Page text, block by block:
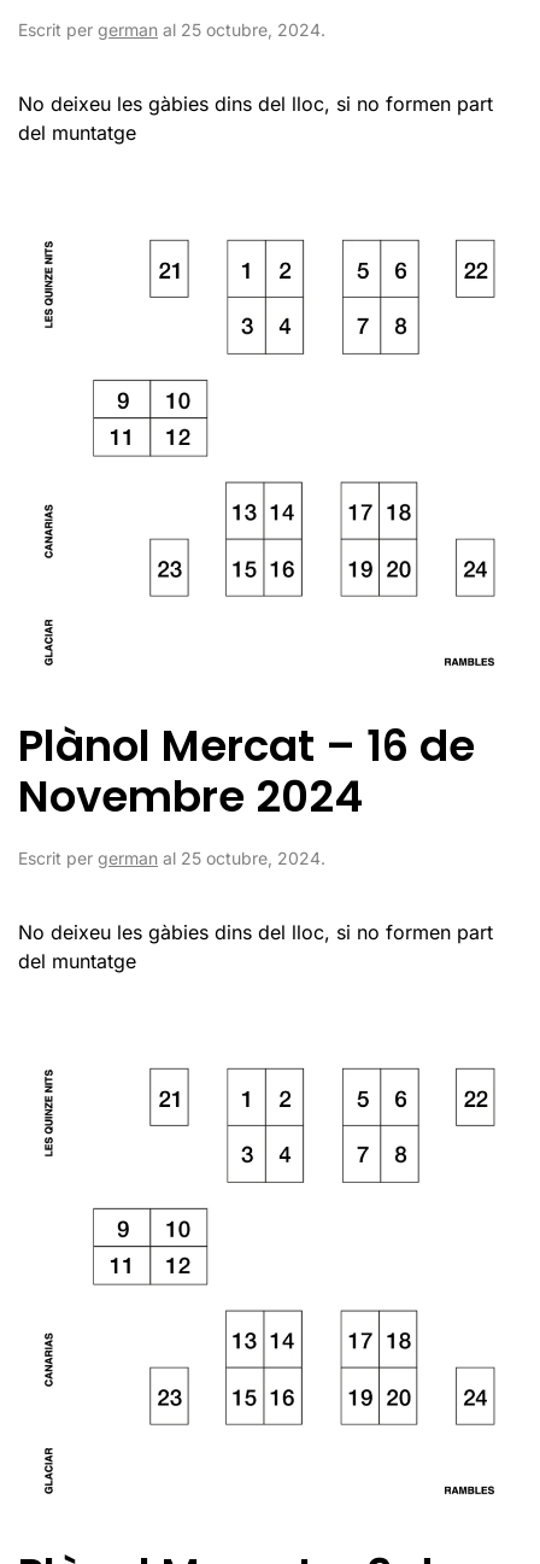
Escrit per german al 25 octubre, 2024.
No deixeu les gàbies dins del lloc, si no formen part
del muntatge
Plànol Mercat – 16 de
Novembre 2024
Escrit per german al 25 octubre, 2024.
No deixeu les gàbies dins del lloc, si no formen part
del muntatge